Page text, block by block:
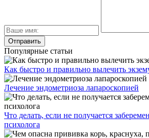
Популярные статьи
Как быстро и правильно вылечить
Лечение эндометриоза лапароскопией
Что делать, если не получается
психолога